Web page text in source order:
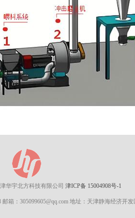
华宇北方科技有限公司 津ICP备 15004908号-1
箱：305099605@qq.com 地址：天津静海经济开发